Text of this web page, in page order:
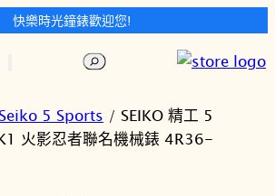
快樂時光鐘錶歡迎您!
搜
5 Sports / SEIKO 精工 5
火影忍者聯名機械錶 4R36-​